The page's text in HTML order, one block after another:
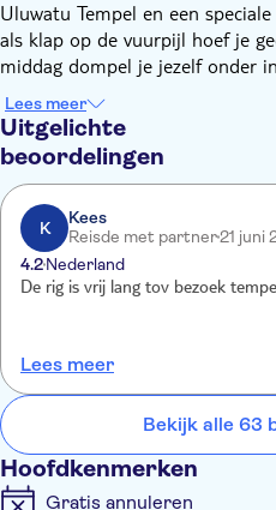
Uluwatu Tempel en een
als klap op de vuurpijl hoef je
middag dompel je jezelf onder
te vroeg op te staan.
Eerst bezoek je de heilige
pagode ligt op een klif hoog
zuiden van Bali. De
perfecte plek om de zon onder
'Kecak' kijkt – een
gezongen wordt.
Het is een wervelende mix van
kostuums en complexe
tekst. En de apen maken
vooral op Hanuman, de witte
Lees meer
Uitgelichte
beoordelingen
K
Kees
Reisde met partner21 juni
4.2Nederland
De rig is vrij lang tov bezoek
Lees meer
Bekijk alle 63
Hoofdkenmerken
Gratis annuleren